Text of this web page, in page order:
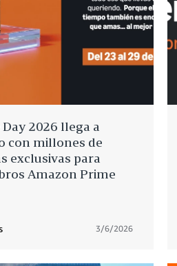
2026 llega a
con millones de
exclusivas para
Amazon Prime
3/6/2026